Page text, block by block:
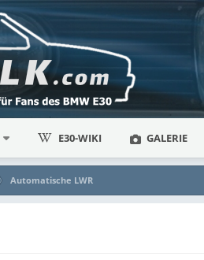
E30-WIKI GALERIE
Automatische LWR